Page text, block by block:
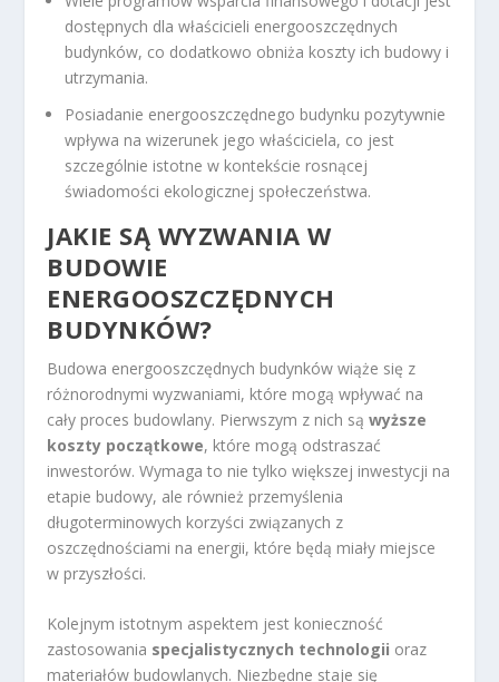
dostępnych dla właścicieli energooszczędnych
budynków, co dodatkowo obniża koszty ich budowy i
utrzymania.
Posiadanie energooszczędnego budynku pozytywnie
wpływa na wizerunek jego właściciela, co jest
szczególnie istotne w kontekście rosnącej
świadomości ekologicznej społeczeństwa.
JAKIE SĄ WYZWANIA W
BUDOWIE
ENERGOOSZCZĘDNYCH
BUDYNKÓW?
Budowa energooszczędnych budynków wiąże się z
różnorodnymi wyzwaniami, które mogą wpływać na
cały proces budowlany. Pierwszym z nich sąwyższe
koszty początkowe, które mogą odstraszać
inwestorów. Wymaga to nie tylko większej inwestycji na
etapie budowy, ale również przemyślenia
długoterminowych korzyści związanych z
oszczędnościami na energii, które będą miały miejsce
w przyszłości.
Kolejnym istotnym aspektem jest konieczność
zastosowania specjalistycznych technologii oraz
materiałów budowlanych. Niezbędne staje się